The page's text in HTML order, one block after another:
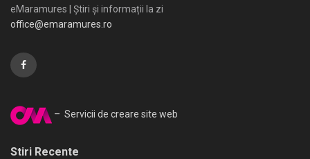
eMaramures | Știri și informații la zi
office@emaramures.ro
– Servicii de creare site web
Stiri Recente